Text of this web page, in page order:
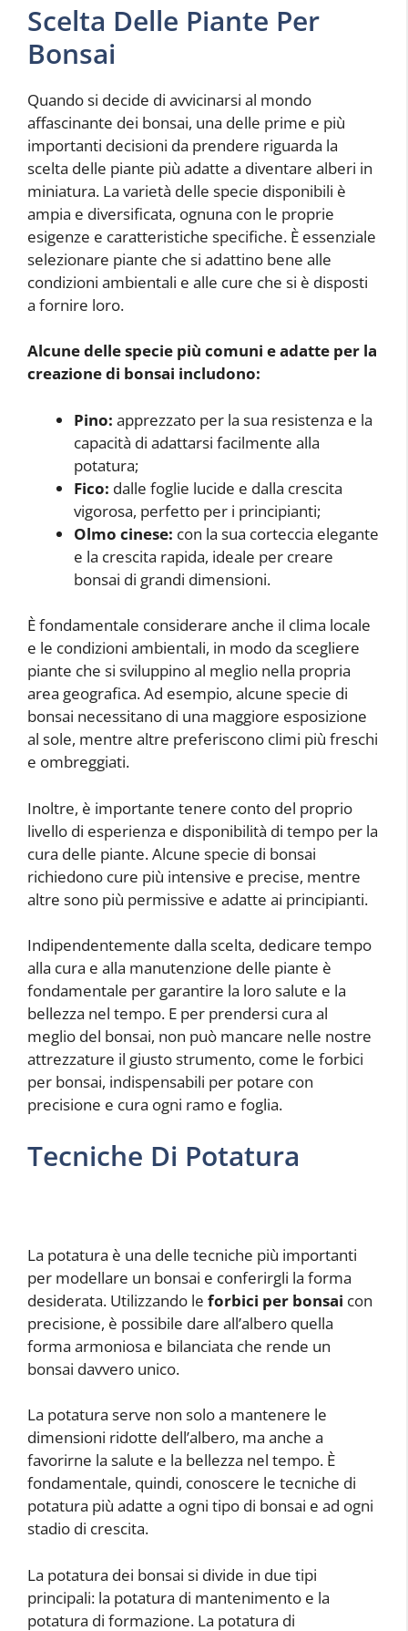
Scelta Delle Piante Per
Bonsai
Quando si decide di avvicinarsi al mondo
affascinante dei bonsai, una delle prime e più
importanti decisioni da prendere riguarda la
scelta delle piante più adatte a diventare alberi in
miniatura. La varietà delle specie disponibili è
ampia e diversificata, ognuna con le proprie
esigenze e caratteristiche specifiche. È essenziale
selezionare piante che si adattino bene alle
condizioni ambientali e alle cure che si è disposti
a fornire loro.
Alcune delle specie più comuni e adatte per la
creazione di bonsai includono:
Pino: apprezzato per la sua resistenza e la
capacità di adattarsi facilmente alla
potatura;
Fico: dalle foglie lucide e dalla crescita
vigorosa, perfetto per i principianti;
Olmo cinese: con la sua corteccia elegante
e la crescita rapida, ideale per creare
bonsai di grandi dimensioni.
È fondamentale considerare anche il clima locale
e le condizioni ambientali, in modo da scegliere
piante che si sviluppino al meglio nella propria
area geografica. Ad esempio, alcune specie di
bonsai necessitano di una maggiore esposizione
al sole, mentre altre preferiscono climi più freschi
e ombreggiati.
Inoltre, è importante tenere conto del proprio
livello di esperienza e disponibilità di tempo per la
cura delle piante. Alcune specie di bonsai
richiedono cure più intensive e precise, mentre
altre sono più permissive e adatte ai principianti.
Indipendentemente dalla scelta, dedicare tempo
alla cura e alla manutenzione delle piante è
fondamentale per garantire la loro salute e la
bellezza nel tempo. E per prendersi cura al
meglio del bonsai, non può mancare nelle nostre
attrezzature il giusto strumento, come le forbici
per bonsai, indispensabili per potare con
precisione e cura ogni ramo e foglia.
Tecniche Di Potatura
La potatura è una delle tecniche più importanti
per modellare un bonsai e conferirgli la forma
desiderata. Utilizzando le forbici per bonsai con
precisione, è possibile dare all’albero quella
forma armoniosa e bilanciata che rende un
bonsai davvero unico.
La potatura serve non solo a mantenere le
dimensioni ridotte dell’albero, ma anche a
favorirne la salute e la bellezza nel tempo. È
fondamentale, quindi, conoscere le tecniche di
potatura più adatte a ogni tipo di bonsai e ad ogni
stadio di crescita.
La potatura dei bonsai si divide in due tipi
principali: la potatura di mantenimento e la
potatura di formazione. La potatura di